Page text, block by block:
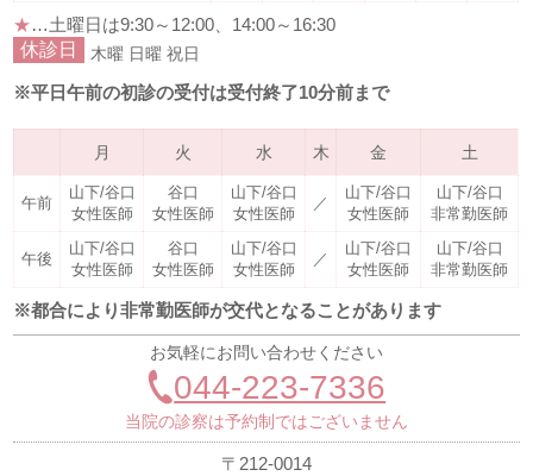
★…土曜日は9:30～12:00、14:00～16:30
休診日
木曜 日曜 祝日
※平日午前の初診の受付は受付終了10分前まで
月 火 水 木 金 土
午前
山下/谷口
女性医師
谷口
女性医師
山下/谷口
女性医師
／
山下/谷口
女性医師
山下/谷口
非常勤医師
午後
山下/谷口
女性医師
谷口
女性医師
山下/谷口
女性医師
／
山下/谷口
女性医師
山下/谷口
非常勤医師
※都合により非常勤医師が交代となることがあります
お気軽にお問い合わせください
044-223-7336
当院の診察は予約制ではございません
〒212-0014